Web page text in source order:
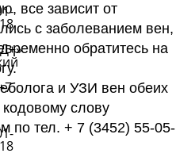
все зависит от
с заболеванием вен,
обратитесь на
и УЗИ вен обеих
кодовому слову
по тел. + 7 (3452) 55-05-